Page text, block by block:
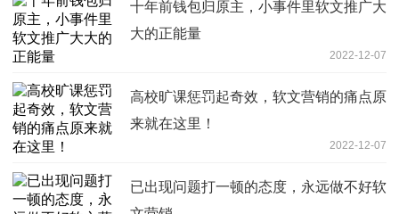
十年前钱包归原主，小事件里软文推广大
大的正能量
2022-12-07
高校旷课惩罚起奇效，软文营销的痛点原
来就在这里！
2022-12-07
已出现问题打一顿的态度，永远做不好软